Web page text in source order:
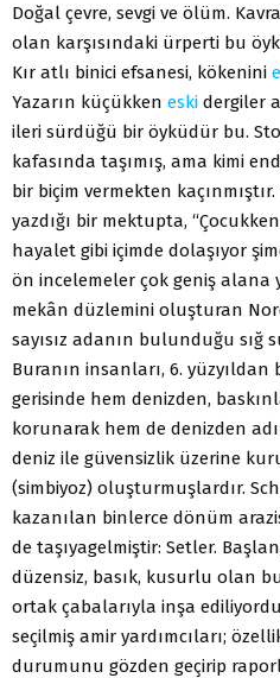
Doğal çevre, sevgi ve ölüm.
olan karşısındaki ürperti bu
Kır atlı binici efsanesi, kökenini
Yazarın küçükken eski dergiler
ileri sürdüğü bir öyküdür bu.
kafasında taşımış, ama kimi
bir biçim vermekten
yazdığı bir mektupta,
hayalet gibi içimde dolaşıyor
ön incelemeler çok geniş alana
mekân düzlemini oluşturan
sayısız adanın bulunduğu sığ
Buranın insanları, 6. yüzyıldan
gerisinde hem denizden,
korunarak hem de denizden
deniz ile güvensizlik üzerine
(simbiyoz) oluşturmuşlardır.
kazanılan binlerce dönüm
de taşıyagelmiştir: Setler.
düzensiz, basık, kusurlu olan
ortak çabalarıyla inşa
seçilmiş amir yardımcıları;
durumunu gözden geçirip